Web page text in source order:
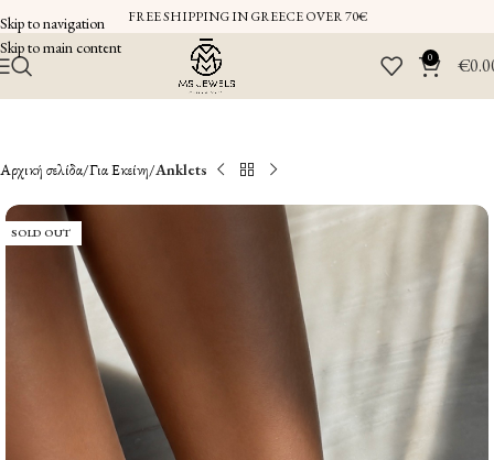
Skip to navigation
Skip to main content
FREE SHIPPING IN GREECE OVER 70€
0 €
Αρχική σελίδα Για Εκείνη Anklets
SOLD OUT